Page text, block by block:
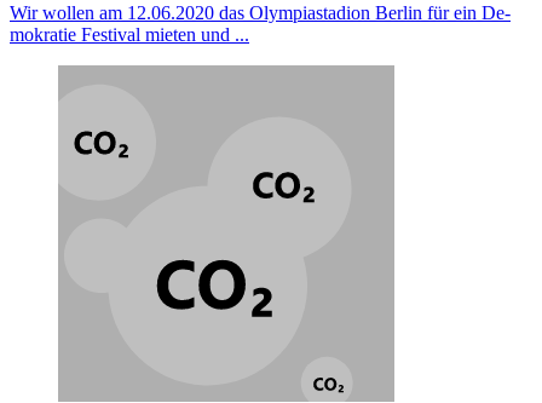
Wir wollen am 12.06.2020 das Olympiastadion Berlin für ein De­
mo­kratie Festival mieten und ...